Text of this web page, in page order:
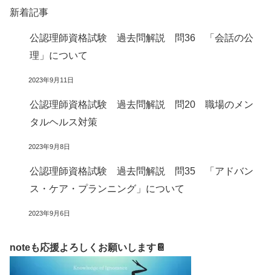
新着記事
公認理師資格試験 過去問解説 問36 「会話の公
理」について
2023年9月11日
公認理師資格試験 過去問解説 問20 職場のメン
タルヘルス対策
2023年9月8日
公認理師資格試験 過去問解説 問35 「アドバン
ス・ケア・プランニング」について
2023年9月6日
noteも応援よろしくお願いします📔